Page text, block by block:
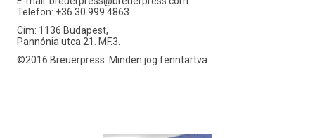
Telefon: +36 30 999 4863
Cím: 1136 Budapest,
Pannónia utca 21. MF.3.
©2016 Breuerpress. Minden jog fenntartva.